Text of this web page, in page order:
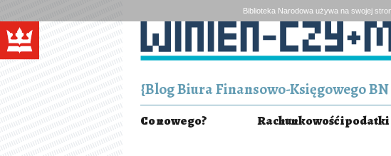
Biblioteka Narodowa używa na swojej
{Blog Biura Finansowo-Księgowego
Co nowego? Rachunkowość i podatki